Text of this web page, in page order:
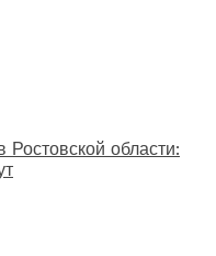
области: